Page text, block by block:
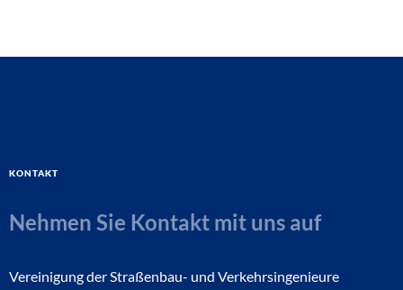
Kontakt
Nehmen Sie Kontakt mit uns auf
Vereinigung der Straßenbau- und Verkehrsingenieure